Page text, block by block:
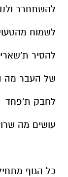
להשתחרר
לשמוח
להסיר
של העבר מה
לחבק ת'פחד
עושים מה
כל הגוף